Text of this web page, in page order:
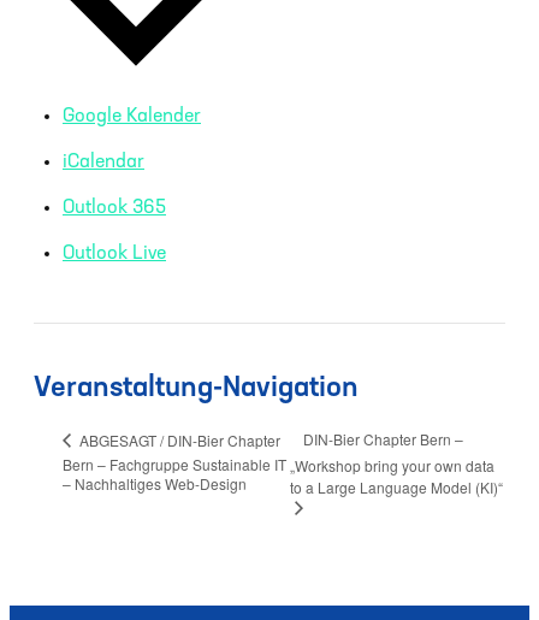
Google Kalender
iCalendar
Outlook 365
Outlook Live
Veranstaltung-Navigation
ABGESAGT / DIN-Bier Chapter
Bern – Fachgruppe Sustainable IT
– Nachhaltiges Web-Design
DIN-Bier Chapter Bern –
„Workshop bring your own data
to a Large Language Model (KI)“